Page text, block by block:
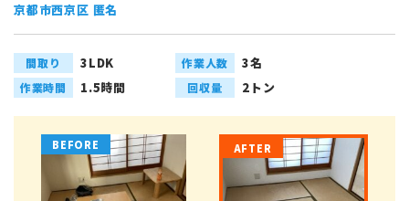
京都市西京区 匿名
間取り 3LDK 作業人数 3名
作業時間 1.5時間 回収量 2トン